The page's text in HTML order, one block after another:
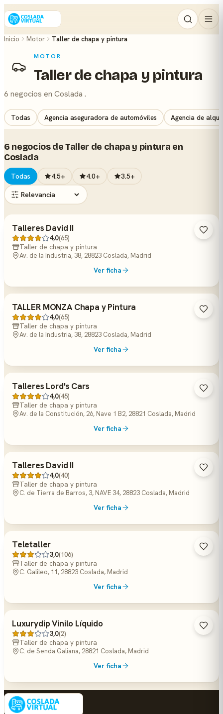
Inicio Motor Taller de chapa y pintura
MOTOR
Taller de chapa y pintura
6 negocios en Coslada .
Todas Agencia aseguradora de automóviles Agencia de
6 negocios de Taller de chapa y pintura en
Coslada
Todas 4.5+ 4.0+ 3.5+
Talleres David II
4,0(65)
Taller de chapa y pintura
Av. de la Industria, 38, 28823 Coslada, Madrid
Ver ficha
TALLER MONZA Chapa y Pintura
4,0(65)
Taller de chapa y pintura
Av. de la Industria, 38, 28823 Coslada, Madrid
Ver ficha
Talleres Lord's Cars
4,0(45)
Taller de chapa y pintura
Av. de la Constitución, 26, Nave 1 B2, 28821 Coslada, Madrid
Ver ficha
Talleres David II
4,0(40)
Taller de chapa y pintura
C. de Tierra de Barros, 3, NAVE 34, 28823 Coslada, Madrid
Ver ficha
Teletaller
3,0(106)
Taller de chapa y pintura
C. Galileo, 11, 28823 Coslada, Madrid
Ver ficha
Luxurydip Vinilo Líquido
3,0(2)
Taller de chapa y pintura
C. de Senda Galiana, 28821 Coslada, Madrid
Ver ficha